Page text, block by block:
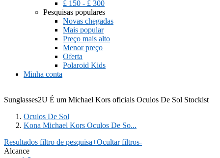
£ 150 - £ 300
Pesquisas populares
Novas chegadas
Mais popular
Preço mais alto
Menor preço
Oferta
Polaroid Kids
Minha conta
Sunglasses2U É um Michael Kors oficiais Oculos De Sol Stockist
Oculos De Sol
Kona Michael Kors Oculos De So...
Resultados filtro de pesquisa+Ocultar filtros-
Alcance